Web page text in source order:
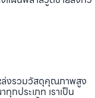
ล่งรวมวัสดุคุณภาพสูง
กประเภท เราเป็น